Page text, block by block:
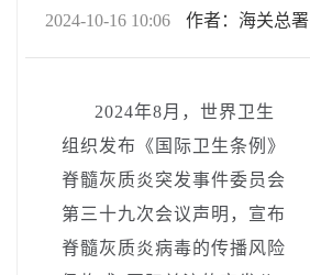
2024-10-16 10:06 作者：海关总署
2024年8月，世界卫生
组织发布《国际卫生条例》
脊髓灰质炎突发事件委员会
第三十九次会议声明 ， 宣布
脊髓灰质炎病毒的传播风险